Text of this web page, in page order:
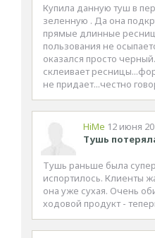
Купила данную туш в
зеленную . Да она
прямые длинные
пользования не
оказался просто
склеивает
не придает...честно
HiMe 12 июня
Тушь
Тушь раньше была
испортилось. Клиенты
она уже сухая. Очень
ходовой продукт -